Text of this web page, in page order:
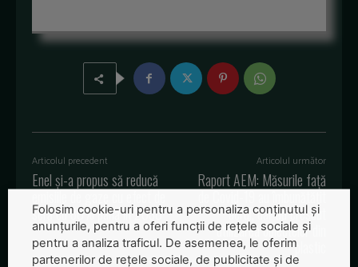
Articolul precedent
Enel și-a propus să reducă
emisiile de gaze cu efect de
seră cu 80% până în 2030
Articolul următor
Raport AEM: Măsurile față
de Covid-19 au îmbunătățit
aerul, dar au crescut
utilizarea obiectelor din
plastic
Folosim cookie-uri pentru a personaliza conținutul și
anunțurile, pentru a oferi funcții de rețele sociale și
pentru a analiza traficul. De asemenea, le oferim
partenerilor de rețele sociale, de publicitate și de